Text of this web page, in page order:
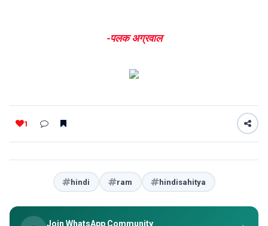
-पलक अग्रवाल
1
hindi ram hindisahitya
Join WhatsApp Community